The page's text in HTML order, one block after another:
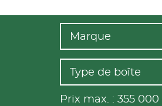
Marque
Type de boîte
Prix max. : 355 000